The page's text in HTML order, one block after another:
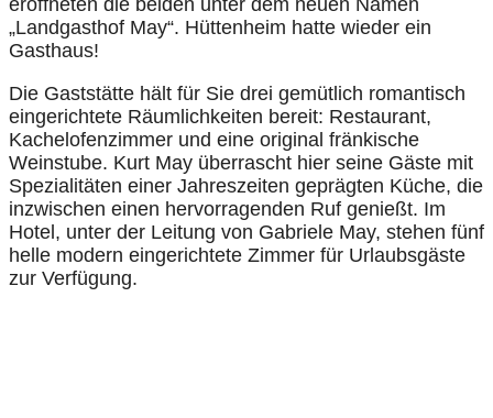
„Landgasthof May“. Hüttenheim hatte wieder ein
Gasthaus!
Die Gaststätte hält für Sie drei gemütlich romantisch
eingerichtete Räumlichkeiten bereit: Restaurant,
Kachelofenzimmer und eine original fränkische
Weinstube. Kurt May überrascht hier seine Gäste mit
Spezialitäten einer Jahreszeiten geprägten Küche, die
inzwischen einen hervorragenden Ruf genießt. Im
Hotel, unter der Leitung von Gabriele May, stehen fünf
helle modern eingerichtete Zimmer für Urlaubsgäste
zur Verfügung.